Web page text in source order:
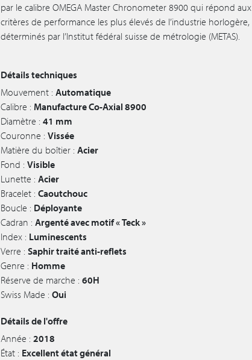
par le calibre OMEGA Master Chronometer 8900 qui répond aux
critères de performance les plus élevés de l’industrie horlogère,
déterminés par l’Institut fédéral suisse de métrologie (METAS).
Détails techniques
Mouvement : Automatique
Calibre : Manufacture Co-Axial 8900
Diamètre : 41 mm
Couronne : Vissée
Matière du boîtier : Acier
Fond : Visible
Lunette : Acier
Bracelet : Caoutchouc
Boucle : Déployante
Cadran : Argenté avec motif « Teck »
Index : Luminescents
Verre : Saphir traité anti-reflets
Genre : Homme
Réserve de marche : 60H
Swiss Made : Oui
Détails de l'offre
Année : 2018
État : Excellent état général